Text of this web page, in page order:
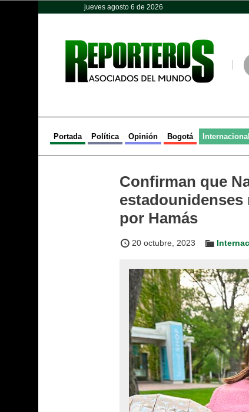
jueves agosto 6 de 2026
Portada Política Opinión Bogotá
Confirman que
estadounidenses
por Hamás
20 octubre, 2023
Opinión Política